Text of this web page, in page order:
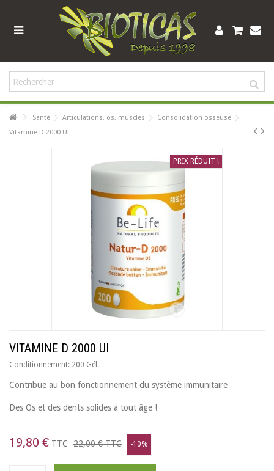
Santé Articulations, os, muscles
Consolidation osseuse
Vitamine D 2000 UI
PRIX RÉDUIT !
VITAMINE D 2000 UI
Conditionnement: 200 Gél.
Contribue au bon fonctionnement du système immunitaire
Des Os et des dents solides à tout âge !
19,80 € TTC 22,00 €TTC -10%